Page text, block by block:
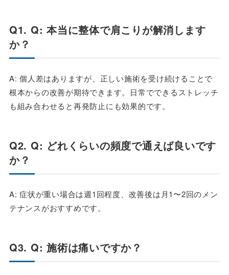
Q1. Q: 本当に整体で肩こりが解消します
か？
A: 個人差はありますが、正しい施術を受け続けることで
根本からの改善が期待できます。日常でできるストレッチ
も組み合わせると再発防止にも効果的です。
Q2. Q: どれくらいの頻度で通えば良いです
か？
A: 症状が重い場合は週1回程度、改善後は月1〜2回のメン
テナンスがおすすめです。
Q3. Q: 施術は痛いですか？